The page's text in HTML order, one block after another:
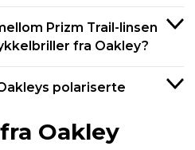
Prizm Trail-linsen
fra Oakley?
polariserte
Oakley